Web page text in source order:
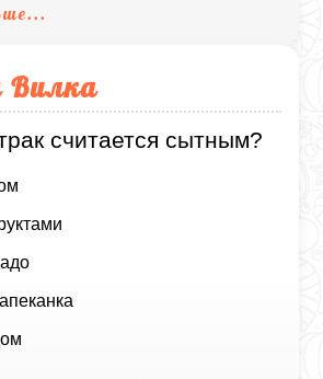
Вилка
считается сытным?